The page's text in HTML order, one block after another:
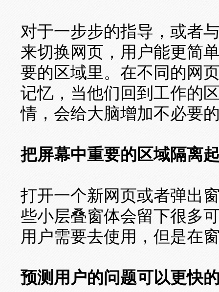
对于一步步的指导，或者
来切换网页，用户能更简
要的区域里。在不同的网
记忆，当他们回到工作的
情，会给大脑增加不必要
把屏幕中重要的区域隔离
打开一个新网页或者弹出
些小层叠窗体会留下很多
用户需要去使用，但是在
预测用户的问题可以更快